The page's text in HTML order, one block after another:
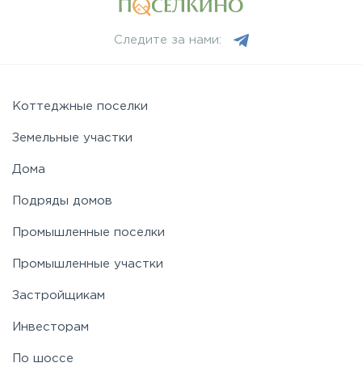
Новорижское
Носовихинское
Рогачёвское
Следите за нами:
Коттеджные поселки
Земельные участки
Дома
Подряды домов
Промышленные поселки
Промышленные участки
Застройщикам
Инвесторам
По шоссе